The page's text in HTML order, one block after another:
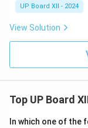
UP Board XII - 2024
View Solution
Top UP Board
In which one of